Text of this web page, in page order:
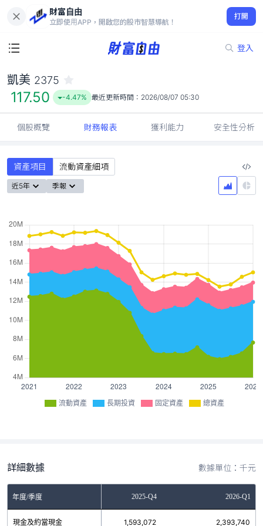
財富自由
立即使用APP，開啟您的股市智慧導航！
打開
登入
117.50
-4.47%
凱美 2375
117.50 -4.47% 最近更新時間： 2026/08/07 05:30
個股概覽 財務報表 獲利能力 安全性分析
資產項目 流動資產細項
近5年 季報
流動資產 長期投資 固定資產 總資產
詳細數據 數據單位：千元
年度/季度2025-Q3 2025-Q4 2026-Q1
現金及約當現金
1,135,321 1,593,072 2,393,740